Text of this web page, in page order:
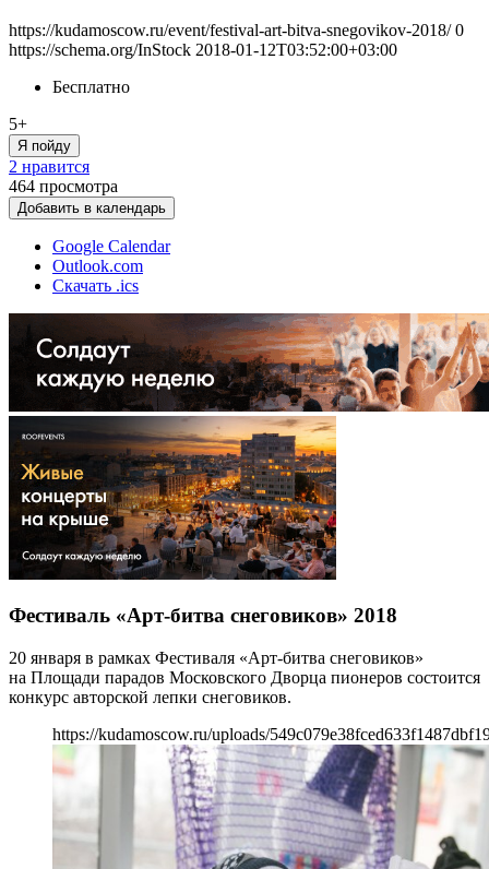
https://kudamoscow.ru/event/festival-art-bitva-snegovikov-2018/ 0
https://schema.org/InStock 2018-01-12T03:52:00+03:00
Бесплатно
5+
Я пойду
2 нравится
464 просмотра
Добавить в календарь
Google Calendar
Outlook.com
Скачать .ics
Фестиваль «Арт-битва снеговиков» 2018
20 января в рамках Фестиваля «Арт-битва снеговиков»
на Площади парадов Московского Дворца пионеров состоится
конкурс авторской лепки снеговиков.
https://kudamoscow.ru/uploads/